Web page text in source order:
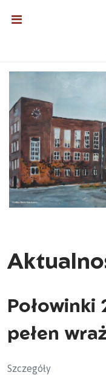
Połowinki
pełen
Szczegóły